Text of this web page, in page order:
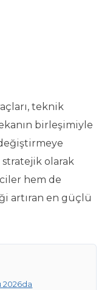
teknik
birleşimiyle
olarak
hem de
artıran en güçlü
2026da